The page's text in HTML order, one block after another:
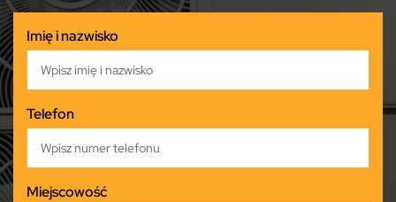
Imię i nazwisko
Telefon
Miejscowość